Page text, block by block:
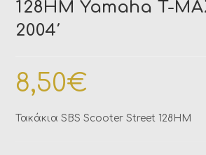
128HM Yamaha T-
2004′
8,50€
Τακάκια SBS Scooter Street 128HM